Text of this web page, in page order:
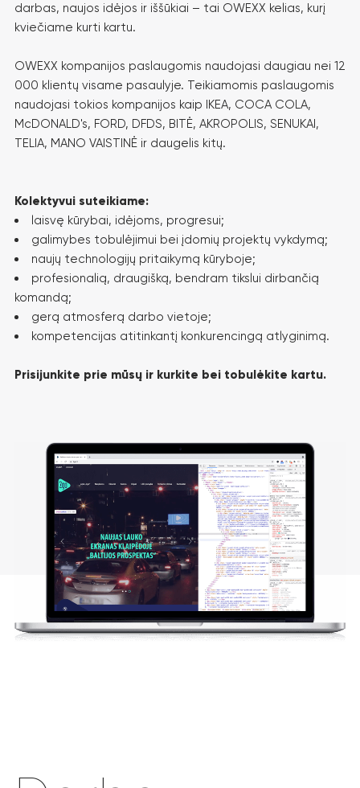
darbas, naujos idėjos ir iššūkiai – tai OWEXX kelias, kurį
kviečiame kurti kartu.
OWEXX kompanijos paslaugomis naudojasi daugiau nei 12
000 klientų visame pasaulyje. Teikiamomis paslaugomis
naudojasi tokios kompanijos kaip IKEA, COCA COLA,
McDONALD's, FORD, DFDS, BITĖ, AKROPOLIS, SENUKAI,
TELIA, MANO VAISTINĖ ir daugelis kitų.
Kolektyvui suteikiame:
laisvę kūrybai, idėjoms, progresui;
galimybes tobulėjimui bei įdomių projektų vykdymą;
naujų technologijų pritaikymą kūryboje;
profesionalią, draugišką, bendram tikslui dirbančią
komandą;
gerą atmosferą darbo vietoje;
kompetencijas atitinkantį konkurencingą atlyginimą.
Prisijunkite prie mūsų ir kurkite bei tobulėkite kartu.